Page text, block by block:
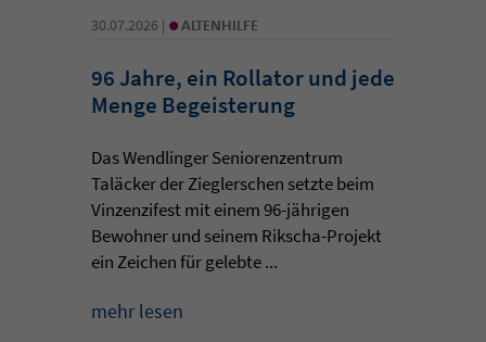
30.07.2026 | • ALTENHILFE
96 Jahre, ein Rollator und jede
Menge Begeisterung
Das Wendlinger Seniorenzentrum
Taläcker der Zieglerschen setzte beim
Vinzenzifest mit einem 96-jährigen
Bewohner und seinem Rikscha-Projekt
ein Zeichen für gelebte ...
mehr lesen